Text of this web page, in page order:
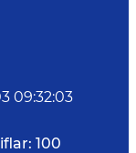
09:32:03
100